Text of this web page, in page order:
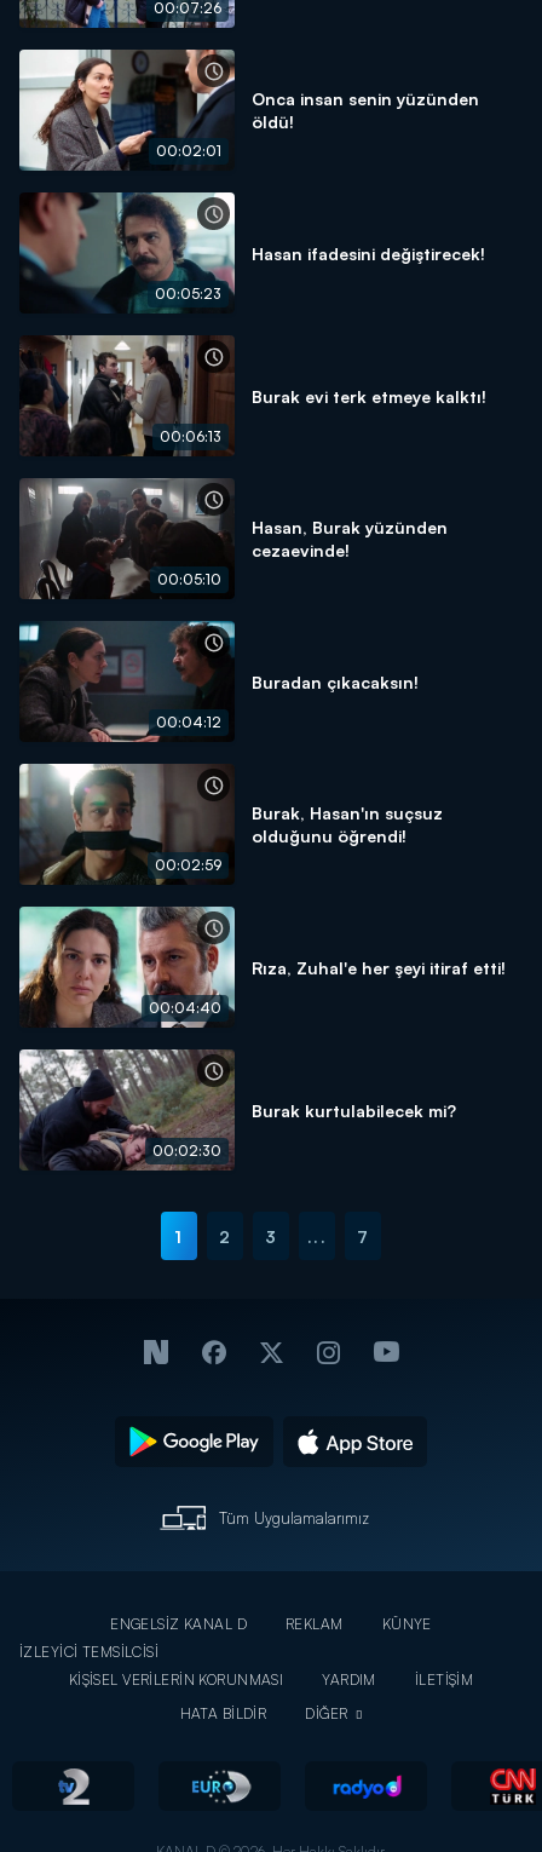
00:07:26
00:02:01
Onca insan senin yüzünden
öldü!
00:05:23
Hasan ifadesini değiştirecek!
00:06:13
Burak evi terk etmeye kalktı!
00:05:10
Hasan, Burak yüzünden
cezaevinde!
00:04:12
Buradan çıkacaksın!
00:02:59
Burak, Hasan'ın suçsuz
olduğunu öğrendi!
00:04:40
Rıza, Zuhal'e her şeyi itiraf etti!
00:02:30
Burak kurtulabilecek mi?
1 2 3 ... 7
Tüm Uygulamalarımız
ENGELSİZ KANAL D REKLAM
KÜNYE
İZLEYİCİ TEMSİLCİSİ
KİŞİSEL VERİLERİN KORUNMASI
YARDIM
İLETİŞİM
HATA BİLDİR
DİĞER